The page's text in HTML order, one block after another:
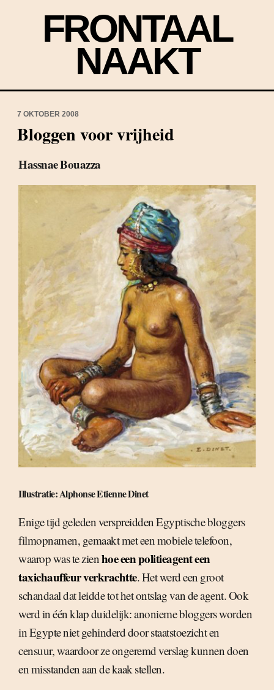
FRONTAAL
NAAKT
7 OKTOBER 2008
Bloggen voor vrijheid
Hassnae Bouazza
Illustratie: Alphonse Etienne Dinet
Enige tijd geleden verspreidden Egyptische bloggers
filmopnamen, gemaakt met een mobiele telefoon,
waarop was te zien hoe een politieagent een
taxichauffeur verkrachtte. Het werd een groot
schandaal dat leidde tot het ontslag van de agent. Ook
werd in één klap duidelijk: anonieme bloggers worden
in Egypte niet gehinderd door staatstoezicht en
censuur, waardoor ze ongeremd verslag kunnen doen
en misstanden aan de kaak stellen.